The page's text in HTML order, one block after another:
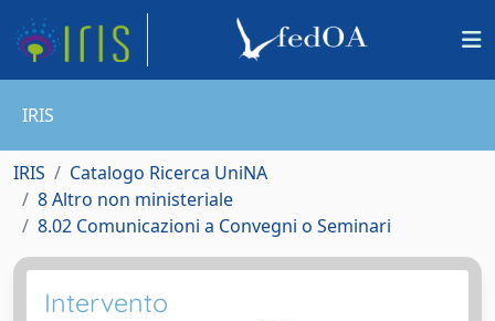
IRIS
IRIS
Catalogo Ricerca UniNA
8 Altro non ministeriale
8.02 Comunicazioni a Convegni o Seminari
Intervento